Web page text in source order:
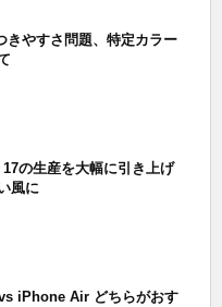
きやすさ問題、特定カラー
の生産を大幅に引き上げ
風に
iPhone Air どちらがおす